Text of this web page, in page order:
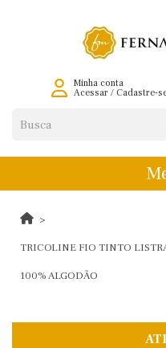
Minha conta
Acessar/ Cadastre-
TRICOLINE FIO TINTO
100% ALGODÃO